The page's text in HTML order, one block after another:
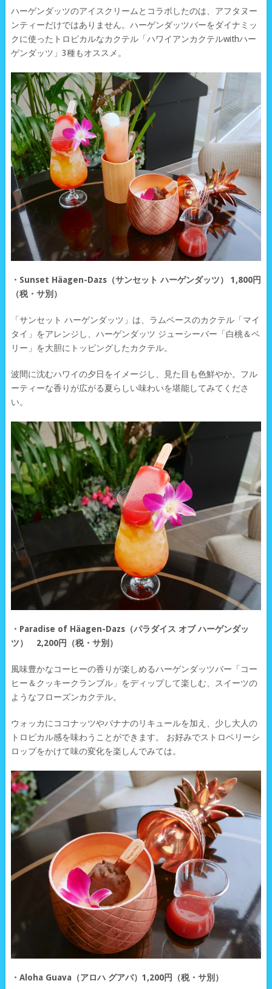
ハーゲンダッツのアイスクリームとコラボしたのは、アフタヌー
ンティーだけではありません。ハーゲンダッツバーをダイナミッ
クに使ったトロピカルなカクテル「ハワイアンカクテルwithハー
ゲンダッツ」3種もオススメ。
・Sunset Häagen-Dazs（サンセット ハーゲンダッツ） 1,800円
（税・サ別）
「サンセット ハーゲンダッツ」は、ラムベースのカクテル「マイ
タイ」をアレンジし、ハーゲンダッツ ジューシーバー「白桃＆ベ
リー」を大胆にトッピングしたカクテル。
波間に沈むハワイの夕日をイメージし、見た目も色鮮やか。フル
ーティーな香りが広がる夏らしい味わいを堪能してみてくださ
い。
・Paradise of Häagen-Dazs（パラダイス オブ ハーゲンダッ
ツ） 2,200円（税・サ別）
風味豊かなコーヒーの香りが楽しめるハーゲンダッツバー「コー
ヒー＆クッキークランブル」をディップして楽しむ、スイーツの
ようなフローズンカクテル。
ウォッカにココナッツやバナナのリキュールを加え、少し大人の
トロピカル感を味わうことができます。 お好みでストロベリーシ
ロップをかけて味の変化を楽しんでみては。
・Aloha Guava（アロハ グアバ）1,200円（税・サ別）